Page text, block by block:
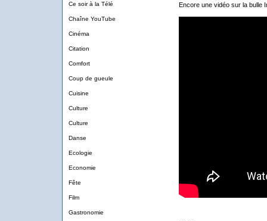
Ce soir à la Télé
Chaîne YouTube
Cinéma
Citation
Comfort
Coup de gueule
Cuisine
Culture
Culture
Danse
Ecologie
Economie
Fête
Film
Gastronomie
Encore une vidéo sur la bulle